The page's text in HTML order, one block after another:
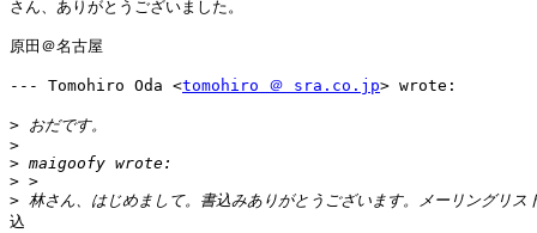
さん、ありがとうございました。
原田＠名古屋
--- Tomohiro Oda <tomohiro ＠ sra.co.jp> wrote:
>
>
>
>
>
込